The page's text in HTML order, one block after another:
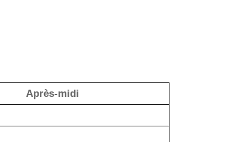
Après-midi